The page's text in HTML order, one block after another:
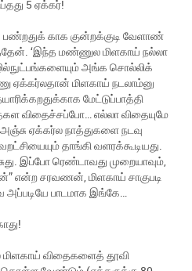
5 ஏக்கர்!
காக குன்றக்குடி வேளாண்
‘இந்த மண்ணுல மிளகாய் நல்லா
அங்க சொல்லிக்
ஏக்கர்லதான் மிளகாய் நடலாம்னு
மேட்டுப்பாத்தி
விதைச்சப்போ… எல்லா விதையுமே
ஏக்கர்ல நாத்துகளை நடவு
தாங்கி வளரக்கூடியது.
இப்போ ரெண்டாவது முறையாவும்,
என்ற சரவணன், மிளகாய் சாகுபடி
பாடமாக இங்கே…
மிளகாய் விதைகளைத் தூவி